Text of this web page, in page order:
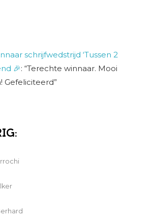
schrijfwedstrijd ‘Tussen 2
🎉: “Terechte winnaar. Mooi
Gefeliciteerd”